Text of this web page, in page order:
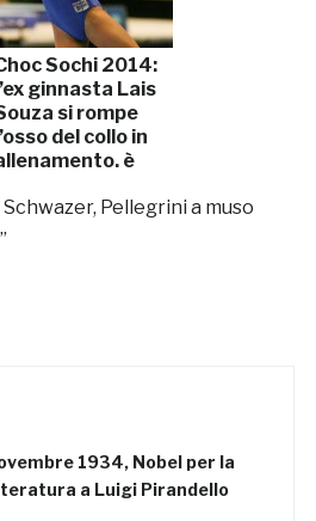
Sochi 2014:
l’ex ginnasta Lais
si rompe
l’osso del collo in
è
Schwazer, Pellegrini a muso
1934, Nobel per la
a Luigi Pirandello